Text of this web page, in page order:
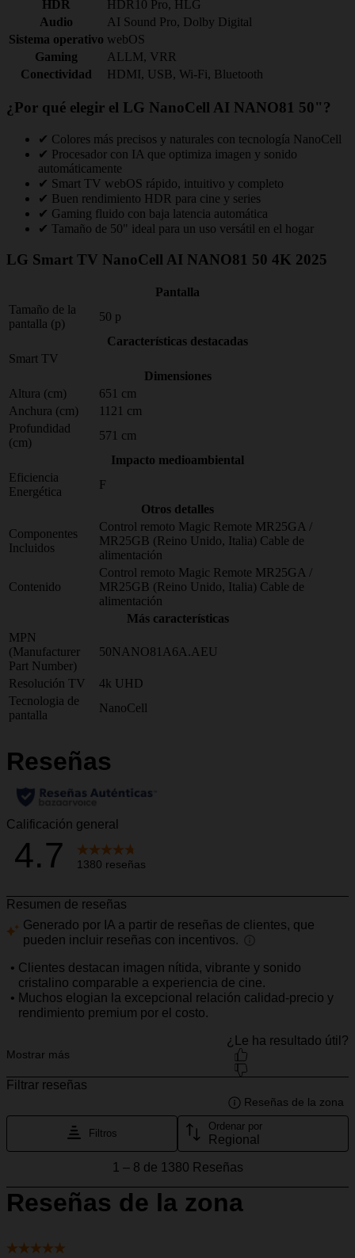
HDR
HDR10 Pro, HLG
Audio
AI Sound Pro, Dolby Digital
Sistema operativo webOS
Gaming
ALLM, VRR
Conectividad
HDMI, USB, Wi‑Fi, Bluetooth
¿Por qué elegir el LG NanoCell AI NANO81 50"?
✔ Colores más precisos y naturales con tecnología NanoCell
✔ Procesador con IA que optimiza imagen y sonido
automáticamente
✔ Smart TV webOS rápido, intuitivo y completo
✔ Buen rendimiento HDR para cine y series
✔ Gaming fluido con baja latencia automática
✔ Tamaño de 50" ideal para un uso versátil en el hogar
LG Smart TV NanoCell AI NANO81 50 4K 2025
Pantalla
Tamaño de la
pantalla (p)
50 p
Características destacadas
Smart TV
Dimensiones
Altura (cm)
651 cm
Anchura (cm)
1121 cm
Profundidad
(cm)
571 cm
Impacto medioambiental
Eficiencia
Energética
F
Otros detalles
Componentes
Incluidos
Control remoto Magic Remote MR25GA /
MR25GB (Reino Unido, Italia) Cable de
alimentación
Contenido
Control remoto Magic Remote MR25GA /
MR25GB (Reino Unido, Italia) Cable de
alimentación
Más características
MPN
(Manufacturer
Part Number)
50NANO81A6A.AEU
Resolución TV
4k UHD
Tecnologia de
pantalla
NanoCell